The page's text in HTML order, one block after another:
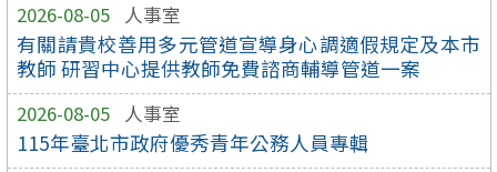
2026-08-05 人事室
有關請貴校善用多元管道宣導身心調適假規定及本市
教師 研習中心提供教師免費諮商輔導管道一案
2026-08-05 人事室
115年臺北市政府優秀青年公務人員專輯